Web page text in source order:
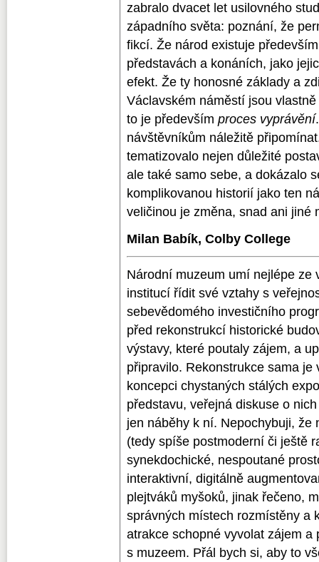
zabralo dvacet let usilovného
západního světa: poznání, že
fikcí. Že národ existuje
představách a konáních, jako
efekt. Že ty honosné základy a
Václavském náměstí jsou
to je především proces vyprávění
návštěvníkům náležitě
tematizovalo nejen důležité
ale také samo sebe, a dokázalo
komplikovanou historií jako ten
veličinou je změna, snad ani jiné
Milan Babík, Colby College
Národní muzeum umí nejlépe ze
institucí řídit své vztahy s
sebevědomého investičního
před rekonstrukcí historické
výstavy, které poutaly zájem, a
připravilo. Rekonstrukce sama
koncepci chystaných stálých
představu, veřejná diskuse o
jen náběhy k ní. Nepochybuji, že
(tedy spíše postmoderní či ještě
synekdochické, nespoutané
interaktivní, digitálně
plejtváků myšoků, jinak řečeno,
správných místech rozmístěny a
atrakce schopné vyvolat zájem
s muzeem. Přál bych si, aby to